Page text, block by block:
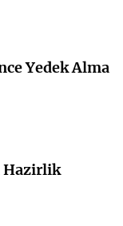
Yedek Alma
Hazirlik